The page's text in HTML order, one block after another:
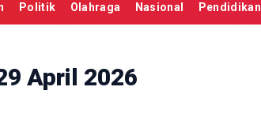
Politik Olahraga Nasional Pendidikan
April 2026